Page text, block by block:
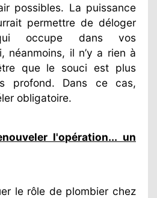
possibles. La puissance
permettre de déloger
occupe dans vos
néanmoins, il n’y a rien à
que le souci est plus
profond. Dans ce cas,
obligatoire.
l'opération... un
le rôle de plombier chez